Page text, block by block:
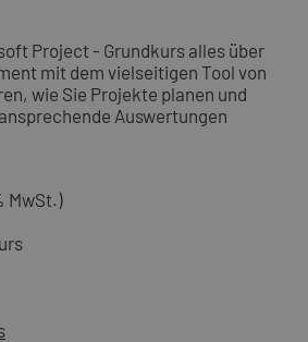
Project - Grundkurs alles über
mit dem vielseitigen Tool von
wie Sie Projekte planen und
Auswertungen
MwSt.)